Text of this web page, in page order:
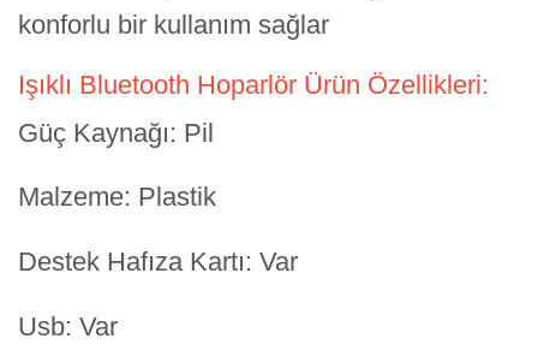
konforlu bir kullanım sağlar
Işıklı Bluetooth Hoparlör Ürün Özellikleri:
Güç Kaynağı: Pil
Malzeme: Plastik
Destek Hafıza Kartı: Var
Usb: Var